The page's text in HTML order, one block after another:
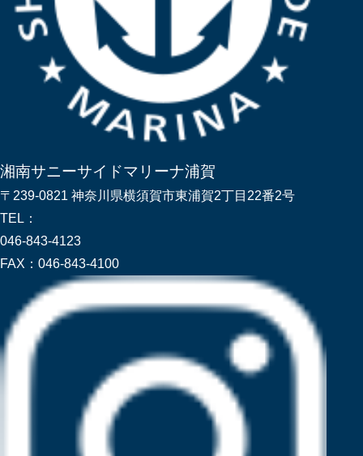
湘南サニーサイドマリーナ浦賀
〒239-0821 神奈川県横須賀市東浦賀2丁目22番2号
TEL：
046-843-4123
FAX： 046-843-4100